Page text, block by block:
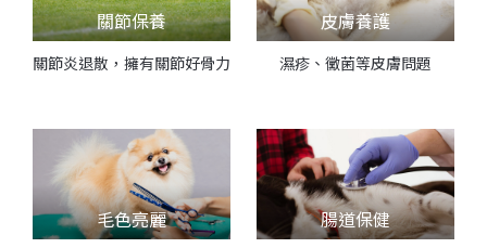
關節保養
關節炎退散，擁有關節好骨力
皮膚養護
濕疹、黴菌等皮膚問題
毛色亮麗 腸道保健